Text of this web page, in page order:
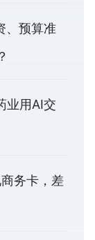
、预算准
业用AI交
务卡，差